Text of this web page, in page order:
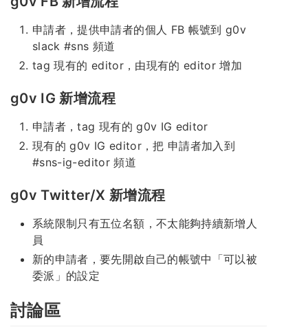
申請者，提供申請者的個人 FB 帳號到 g0v
slack #sns 頻道
tag 現有的 editor，由現有的 editor 增加
g0v IG 新增流程
申請者，tag 現有的 g0v IG editor
現有的 g0v IG editor，把 申請者加入到
#sns-ig-editor 頻道
g0v Twitter/X 新增流程
系統限制只有五位名額，不太能夠持續新增人
員
新的申請者，要先開啟自己的帳號中「可以被
委派」的設定
討論區